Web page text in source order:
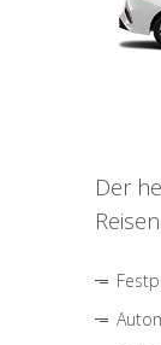
Der